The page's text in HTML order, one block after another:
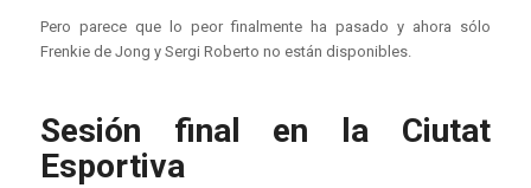
Pero parece que lo peor finalmente ha pasado y ahora sólo
Frenkie de Jong y Sergi Roberto no están disponibles.
Sesión final en la Ciutat
Esportiva